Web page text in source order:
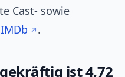
Cast- sowie
IMDb .
ist 4,72